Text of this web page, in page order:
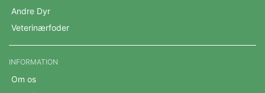
Andre Dyr
Veterinærfoder
INFORMATION
Om os